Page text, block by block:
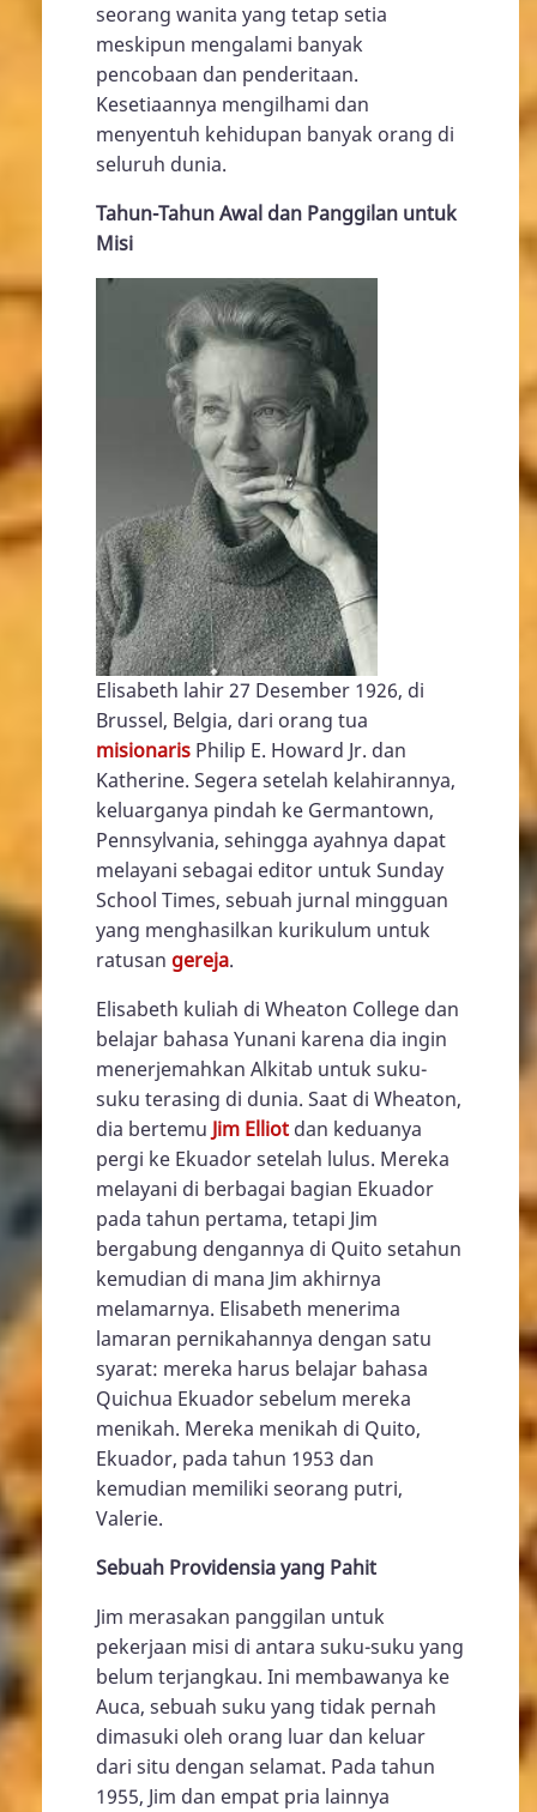
seorang wanita yang tetap setia
meskipun mengalami banyak
pencobaan dan penderitaan.
Kesetiaannya mengilhami dan
menyentuh kehidupan banyak orang di
seluruh dunia.
Tahun-Tahun Awal dan Panggilan untuk
Misi
Elisabeth lahir 27 Desember 1926, di
Brussel, Belgia, dari orang tua
misionaris Philip E. Howard Jr. dan
Katherine. Segera setelah kelahirannya,
keluarganya pindah ke Germantown,
Pennsylvania, sehingga ayahnya dapat
melayani sebagai editor untuk Sunday
School Times, sebuah jurnal mingguan
yang menghasilkan kurikulum untuk
ratusan gereja.
Elisabeth kuliah di Wheaton College dan
belajar bahasa Yunani karena dia ingin
menerjemahkan Alkitab untuk suku-
suku terasing di dunia. Saat di Wheaton,
dia bertemu Jim Elliot dan keduanya
pergi ke Ekuador setelah lulus. Mereka
melayani di berbagai bagian Ekuador
pada tahun pertama, tetapi Jim
bergabung dengannya di Quito setahun
kemudian di mana Jim akhirnya
melamarnya. Elisabeth menerima
lamaran pernikahannya dengan satu
syarat: mereka harus belajar bahasa
Quichua Ekuador sebelum mereka
menikah. Mereka menikah di Quito,
Ekuador, pada tahun 1953 dan
kemudian memiliki seorang putri,
Valerie.
Sebuah Providensia yang Pahit
Jim merasakan panggilan untuk
pekerjaan misi di antara suku-suku yang
belum terjangkau. Ini membawanya ke
Auca, sebuah suku yang tidak pernah
dimasuki oleh orang luar dan keluar
dari situ dengan selamat. Pada tahun
1955, Jim dan empat pria lainnya